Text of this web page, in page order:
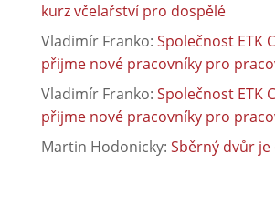
kurz včelařství pro dospělé
Vladimír Franko: Společnost ETK
přijme nové pracovníky pro
Vladimír Franko: Společnost ETK
přijme nové pracovníky pro
Martin Hodonicky: Sběrný dvůr